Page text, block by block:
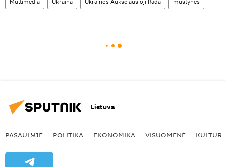
Lietuva
PASAULYJE POLITIKA EKONOMIKA VISUOMENĖ KULTŪRA